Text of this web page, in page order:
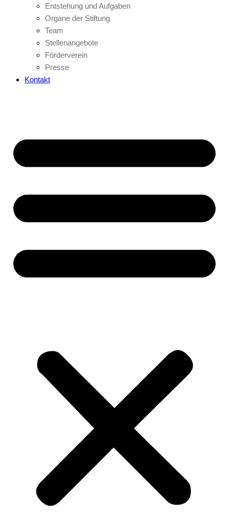
Entstehung und Aufgaben
Organe der Stiftung
Team
Stellenangebote
Förderverein
Presse
Kontakt